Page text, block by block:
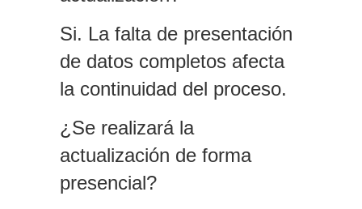
Si. La falta de presentación
de datos completos afecta
la continuidad del proceso.
¿Se realizará la
actualización de forma
presencial?